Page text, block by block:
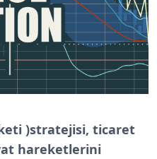
)stratejisi, ticaret
hareketlerini